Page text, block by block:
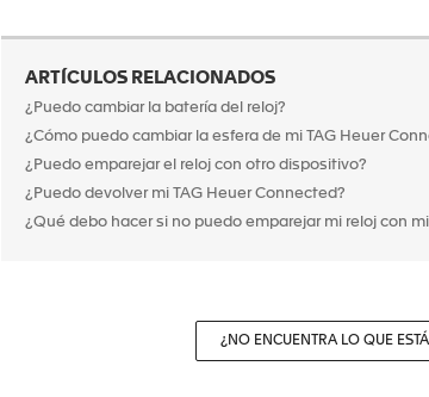
ARTÍCULOS RELACIONADOS
¿Puedo cambiar la batería del reloj?
¿Cómo puedo cambiar la esfera de mi TAG Heuer
¿Puedo emparejar el reloj con otro dispositivo?
¿Puedo devolver mi TAG Heuer Connected?
¿Qué debo hacer si no puedo emparejar mi reloj con
¿NO ENCUENTRA LO QUE